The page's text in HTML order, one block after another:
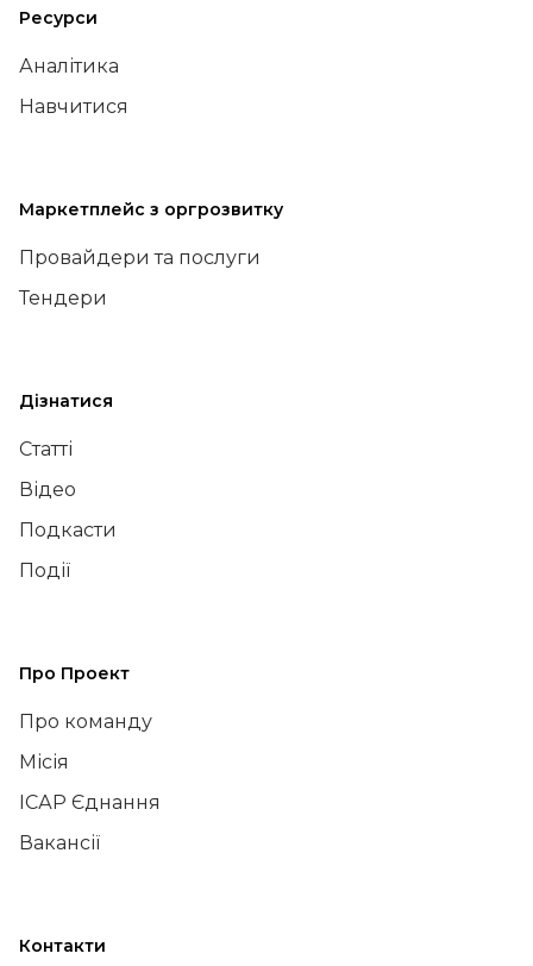
Ресурси
Аналітика
Навчитися
Маркетплейс з оргрозвитку
Провайдери та послуги
Тендери
Дізнатися
Статті
Відео
Подкасти
Події
Про Проект
Про команду
Місія
ІСАР Єднання
Вакансії
Контакти